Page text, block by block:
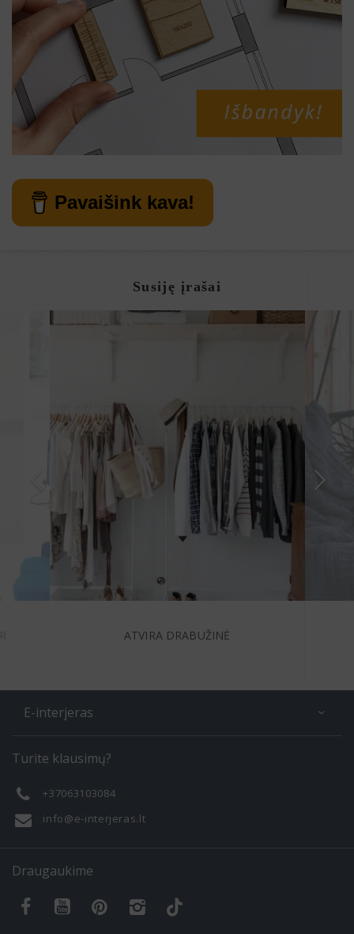
Pavaišink kava!
Susiję įrašai
ATVIRA DRABUŽINĖ
E-interjeras
Mano darbai
Taisyklės
Turite klausimų?
+37063103084
info@e-interjeras.lt
Draugaukime